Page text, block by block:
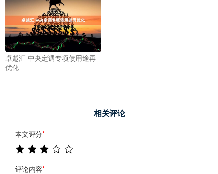
卓越汇 中央定调专项债用途再
优化
相关评论
本文评分*
评论内容*